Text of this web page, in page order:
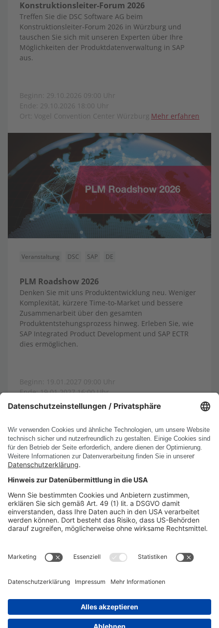
Konstruktionsleiter-Forum 2026
Treffen Sie die DSC Software AG beim
Konstruktionsleiter-Forum 2026 in Würzburg und
tauschen Sie sich mit unseren Experten über Ihre
Möglichkeiten der Produktdatenverwaltung in SAP
aus.
Beginn: 29.10.2026 09:00 Uhr
Ende: 29.10.2026 18:00 Uhr
Ort: Vogel Convention Center Würzburg Mehr erfahren
Veranstaltung DSC SAP DE
PLM Roadshow 2026
Denken Sie mit uns Produktentwicklung neu. Weniger
Komplexität, kürzere Time-to-Market und bessere
Zusammenarbeit über den gesamten
Produktentstehungsprozess hinweg. Erleben Sie, wie
SAP Integrated Product Development und SAP ECTR
dies ermöglichen.
Beginn: 19.01.2027 09:00 Uhr
Ende: 19.01.2027 16:00 Uhr
Ort: Karlsruhe
Alle Events anzeigen
RECHTLICHE INFORMATIONEN